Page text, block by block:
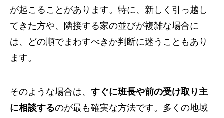
が起こることがあります。特に、新しく引っ越し
てきた方や、隣接する家の並びが複雑な場合に
は、どの順でまわすべきか判断に迷うこともあり
ます。
そのような場合は、 すぐに班長や前の受け取り主
に相談するのが最も確実な方法です。多くの地域